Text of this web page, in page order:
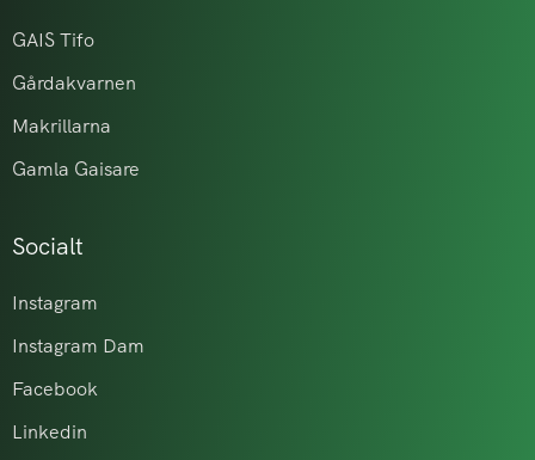
GAIS Tifo
Gårdakvarnen
Makrillarna
Gamla Gaisare
Socialt
Instagram
Instagram Dam
Facebook
Linkedin